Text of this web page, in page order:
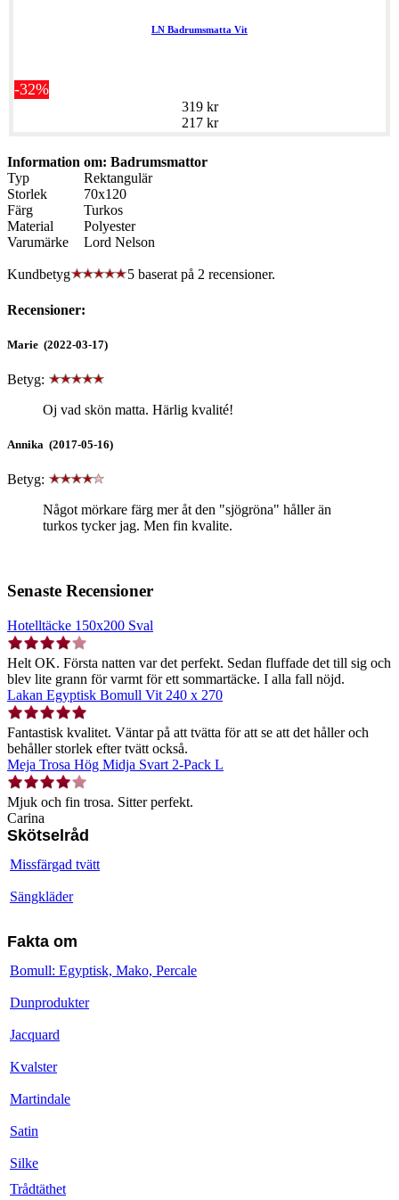
LN Badrumsmatta Vit
-32%
319 kr
217 kr
Information om: Badrumsmattor
Typ
Rektangulär
Storlek
70x120
Färg
Turkos
Material
Polyester
Varumärke
Lord Nelson
Kundbetyg 5 baserat på 2 recensioner.
Recensioner:
Marie (2022-03-17)
Betyg:
Oj vad skön matta. Härlig kvalité!
Annika (2017-05-16)
Betyg:
Något mörkare färg mer åt den "sjögröna" håller än
turkos tycker jag. Men fin kvalite.
Senaste Recensioner
Hotelltäcke 150x200 Sval
Helt OK. Första natten var det perfekt. Sedan fluffade det till sig och
blev lite grann för varmt för ett sommartäcke. I alla fall nöjd.
Lakan Egyptisk Bomull Vit 240 x 270
Fantastisk kvalitet. Väntar på att tvätta för att se att det håller och
behåller storlek efter tvätt också.
Meja Trosa Hög Midja Svart 2-Pack L
Mjuk och fin trosa. Sitter perfekt.
Carina
Skötselråd
Missfärgad tvätt
Sängkläder
Fakta om
Bomull: Egyptisk, Mako, Percale
Dunprodukter
Jacquard
Kvalster
Martindale
Satin
Silke
Trådtäthet